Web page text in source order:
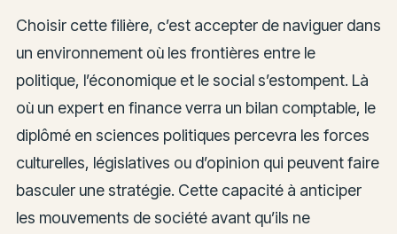
Choisir cette filière, c’est accepter de naviguer dans
un environnement où les frontières entre le
politique, l’économique et le social s’estompent. Là
où un expert en finance verra un bilan comptable, le
diplômé en sciences politiques percevra les forces
culturelles, législatives ou d’opinion qui peuvent faire
basculer une stratégie. Cette capacité à anticiper
les mouvements de société avant qu’ils ne